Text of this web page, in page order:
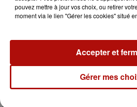
pouvez mettre à jour vos choix, ou retirer
moment via le lien "Gérer les cookies" situé
Gérer mes
Accepter et